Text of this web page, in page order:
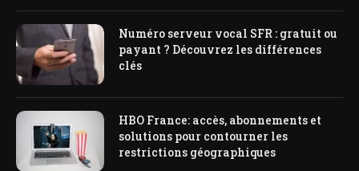
Numéro serveur vocal SFR : gratuit ou
payant ? Découvrez les différences
clés
HBO France: accès, abonnements et
solutions pour contourner les
restrictions géographiques